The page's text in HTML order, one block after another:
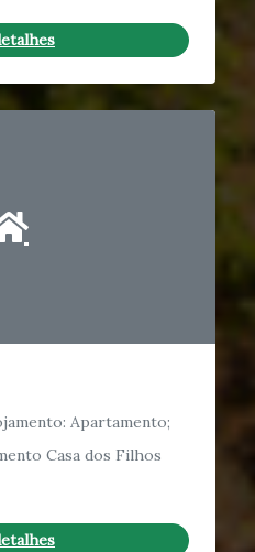
Apartamento;
Casa dos Filhos